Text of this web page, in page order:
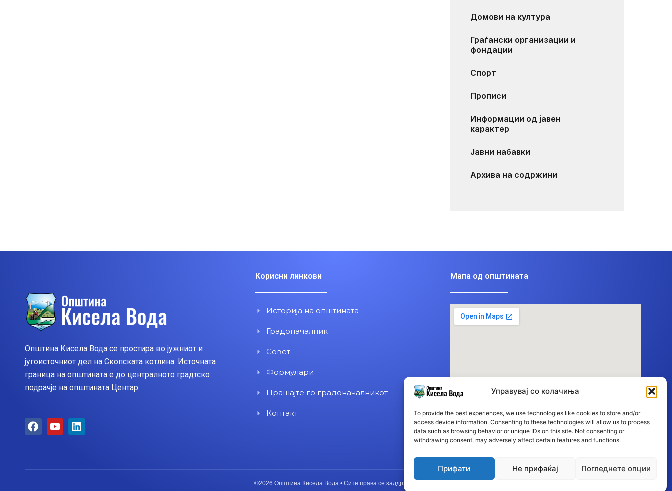
Управувај со колачиња
To provide the best experiences, we use technologies like cookies to store and/or
access device information. Consenting to these technologies will allow us to process
data such as browsing behavior or unique IDs on this site. Not consenting or
withdrawing consent, may adversely affect certain features and functions.
Прифати Не прифаќај Погледнете опции
Домови на култура
Граѓански организации и
фондации
Спорт
Прописи
Информации од јавен
карактер
Јавни набавки
Архива на содржини
Општина Кисела Вода се простира во јужниот и
југоисточниот дел на Скопската котлина. Источната
граница на општината е до централното градтско
подрачје на општината Центар.
F
a
Y
o
L
i
Корисни линкови
Историја на општината
Градоначалник
Совет
Формулари
Прашајте го градоначалникот
Контакт
Мапа од општината
©2026 Општина Кисела Вода • Сите права се заддржани